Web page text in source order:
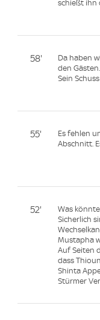
schießt ihn
58'
Da haben
den
Sein
55'
Es fehlen
Abschnitt.
52'
Was
Sicherlich
Mustapha
Auf Seiten
dass
Shinta
Stürmer